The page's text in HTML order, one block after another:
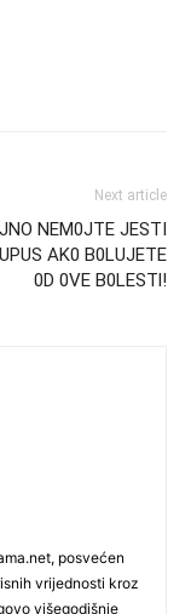
Next article
NEM0JTE JESTI
AK0 B0LUJETE
0D 0VE B0LESTl!
posvećen
vrijednosti kroz
višegodišnje